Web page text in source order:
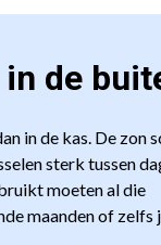
de
in de kas. De zon
sterk tussen
moeten al die
maanden of zelfs